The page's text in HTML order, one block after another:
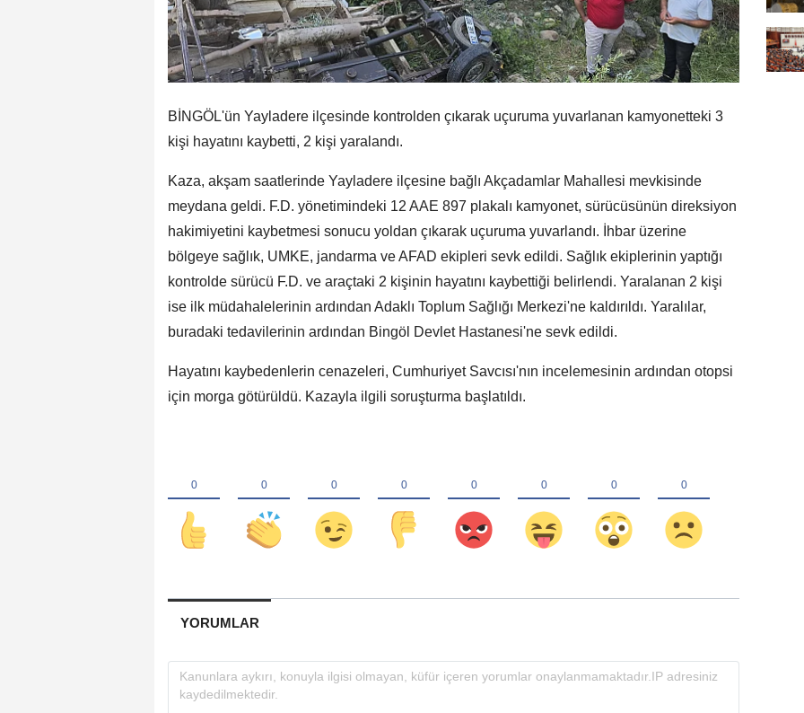
BİNGÖL'ün Yayladere ilçesinde kontrolden çıkarak uçuruma yuvarlanan kamyonetteki 3
kişi hayatını kaybetti, 2 kişi yaralandı.
Kaza, akşam saatlerinde Yayladere ilçesine bağlı Akçadamlar Mahallesi mevkisinde
meydana geldi. F.D. yönetimindeki 12 AAE 897 plakalı kamyonet, sürücüsünün direksiyon
hakimiyetini kaybetmesi sonucu yoldan çıkarak uçuruma yuvarlandı. İhbar üzerine
bölgeye sağlık, UMKE, jandarma ve AFAD ekipleri sevk edildi. Sağlık ekiplerinin yaptığı
kontrolde sürücü F.D. ve araçtaki 2 kişinin hayatını kaybettiği belirlendi. Yaralanan 2 kişi
ise ilk müdahalelerinin ardından Adaklı Toplum Sağlığı Merkezi'ne kaldırıldı. Yaralılar,
buradaki tedavilerinin ardından Bingöl Devlet Hastanesi'ne sevk edildi.
Hayatını kaybedenlerin cenazeleri, Cumhuriyet Savcısı'nın incelemesinin ardından otopsi
için morga götürüldü. Kazayla ilgili soruşturma başlatıldı.
YORUMLAR